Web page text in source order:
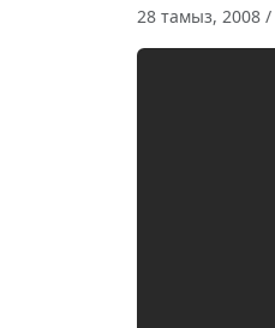
28 тамыз, 2008 /